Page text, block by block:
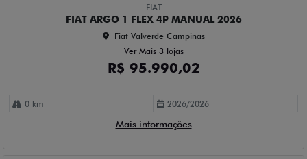
FIAT
FIAT ARGO 1 FLEX 4P MANUAL 2026
Fiat Valverde Campinas
Ver Mais 3 lojas
R$ 95.990,02
0 km 2026/2026
Mais informações